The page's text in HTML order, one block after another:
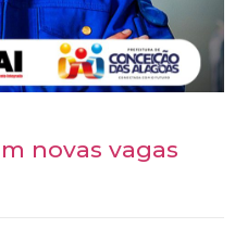
novas vagas